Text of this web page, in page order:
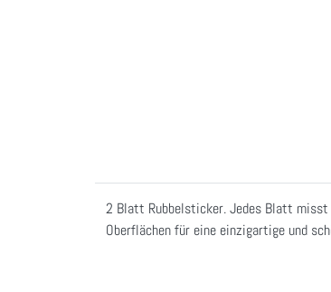
2 Blatt Rubbelsticker. Jedes Blatt misst
Oberflächen für eine einzigartige und